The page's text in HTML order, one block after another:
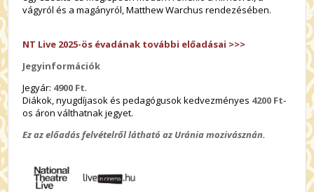
vágyról és a magányról, Matthew Warchus rendezésében.
NT Live 2025-ös évadának további előadásai >>>
Jegyinformációk
Jegyár: 4900 Ft.
Diákok, nyugdíjasok és pedagógusok kedvezményes 4200 Ft-
os áron válthatnak jegyet.
Ez az előadás felvételről látható az Uránia mozivásznán.